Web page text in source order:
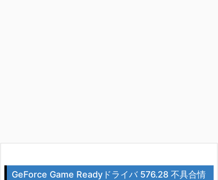
GeForce Game Readyドライバ 576.28 不具合情